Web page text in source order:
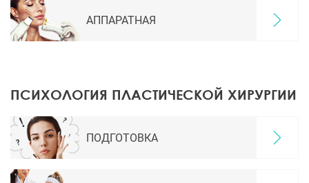
АППАРАТНАЯ
ПСИХОЛОГИЯ ПЛАСТИЧЕСКОЙ ХИРУРГИИ
ПОДГОТОВКА